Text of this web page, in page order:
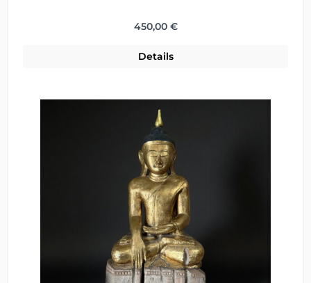
Regulärer Preis:
450,00 €
Details